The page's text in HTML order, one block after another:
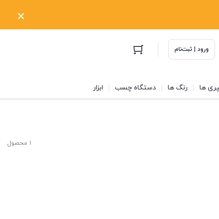
ورود | ثبت‌نام
ها رنگ ها دستگاه چسب ابزار
1 محصول